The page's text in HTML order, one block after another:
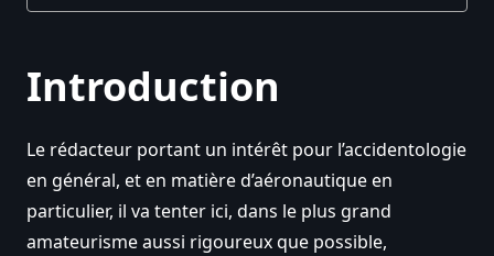
Introduction
Le rédacteur portant un intérêt pour l’accidentologie
en général, et en matière d’aéronautique en
particulier, il va tenter ici, dans le plus grand
amateurisme aussi rigoureux que possible,